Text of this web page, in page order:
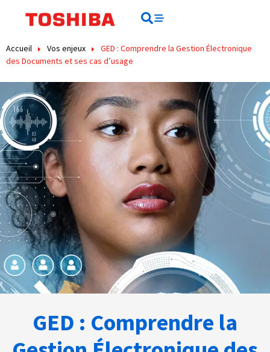
principal
Accueil Vos enjeux
GED : Comprendre la Gestion Électronique
des Documents et ses cas d’usage
GED : Comprendre la